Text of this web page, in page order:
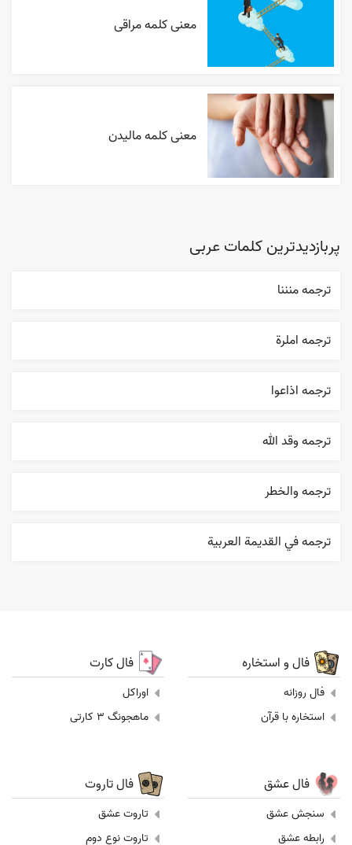
معنی کلمه مراقی
معنی کلمه مالیدن
پربازدیدترین کلمات عربی
ترجمه منننا
ترجمه املرة
ترجمه اذاعوا
ترجمه وقد الله
ترجمه والخطر
ترجمه في القديمة العربية
فال و استخاره
فال روزانه
استخاره با قرآن
فال کارت
اوراکل
ماهجونگ 3 کارتی
فال عشق
سنجش عشق
رابطه عشق
فال تاروت
تاروت عشق
تاروت نوع دوم